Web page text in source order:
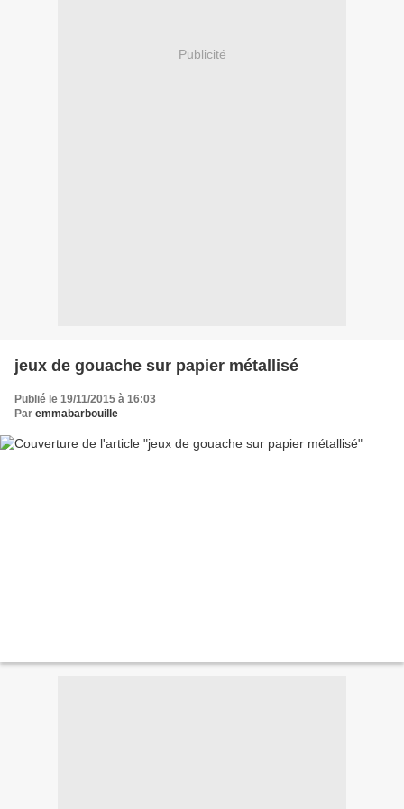
Publicité
jeux de gouache sur papier métallisé
Publié le 19/11/2015 à 16:03
Par emmabarbouille